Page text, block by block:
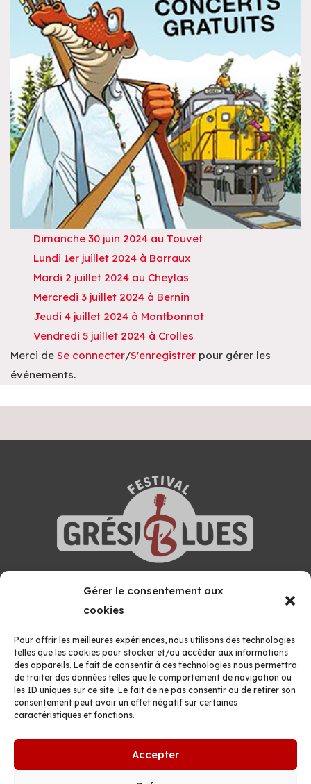
Gérer le consentement aux
cookies
Pour offrir les meilleures expériences, nous utilisons des technologies
telles que les cookies pour stocker et/ou accéder aux informations
des appareils. Le fait de consentir à ces technologies nous permettra
de traiter des données telles que le comportement de navigation ou
les ID uniques sur ce site. Le fait de ne pas consentir ou de retirer son
consentement peut avoir un effet négatif sur certaines
caractéristiques et fonctions.
Accepter
Dimanche 30 juin 2024 au Touvet
Lundi 1er juillet 2024 à Barraux
Mardi 2 juillet 2024 au Cheylas
Mercredi 3 juillet 2024 à Bernin
Jeudi 4 juillet 2024 à Montbonnot
Vendredi 5 juillet 2024 à Crolles
Merci de Se connecter/S'enregistrer pour gérer les
événements.
GRÉSIVAUDAN BLUES FESTIVAL
MAISON DES ASSOCIATIONS
38660 LE TOUVET
Formulaire de contact
06 07 27 21 02